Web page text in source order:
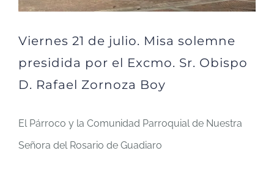
Viernes 21 de julio. Misa solemne
presidida por el Excmo. Sr. Obispo
D. Rafael Zornoza Boy
El Párroco y la Comunidad Parroquial de Nuestra
Señora del Rosario de Guadiaro